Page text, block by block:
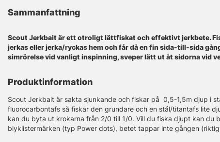
Sammanfattning
Scout Jerkbait är ett otroligt lättfiskat och effektivt jerkbete.
jerkas eller jerka/ryckas hem och får då en fin sida-till-sida
simrörelse vid vanligt inspinning, sveper lätt ut åt sidorna vid
Produktinformation
Scout Jerkbait är sakta sjunkande och fiskar på 0,5-1,5m djup i
fluorocarbontafs så fiskar den grundare och en stål/titantafs lite
kan du byta ut krokarna från 2/0 till 1/0. Vill du fiska djupt kan du
blyklistermärken (typ Power dots), betet tappar inte gången